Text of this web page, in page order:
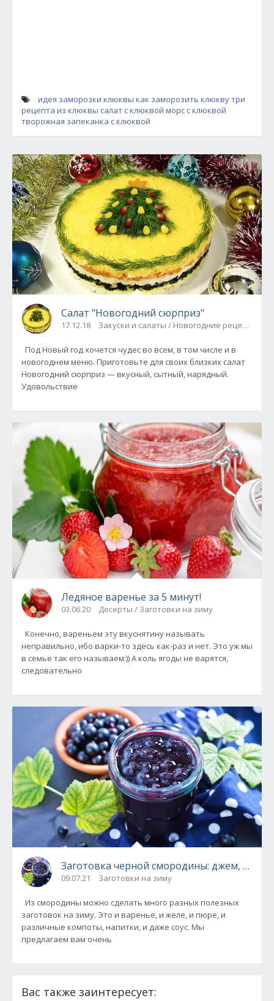
идея заморозки клюквы как заморозить клюквутри
рецепта из клюквы салат с клюквой морс с клюквой
творожная запеканка с клюквой
Салат "Новогодний сюрприз"
17.12.18 Закуски и салаты / Новогодние рецепты
Под Новый год хочется чудес во всем, в том числе и в
новогоднем меню. Приготовьте для своих близких салат
Новогодний сюрприз — вкусный, сытный, нарядный.
Удовольствие
Ледяное варенье за 5 минут!
03.06.20 Десерты / Заготовки на зиму
Конечно, вареньем эту вкуснятину называть
неправильно, ибо варки-то здесь как-раз и нет. Это уж мы
в семье так его называем:)) А коль ягоды не варятся,
следовательно
Заготовка черной смородины: джем,
09.07.21 Заготовки на зиму
Из смородины можно сделать много разных полезных
заготовок на зиму. Это и варенье, и желе, и пюре, и
различные компоты, напитки, и даже соус. Мы
предлагаем вам очень
Вас также заинтересует: